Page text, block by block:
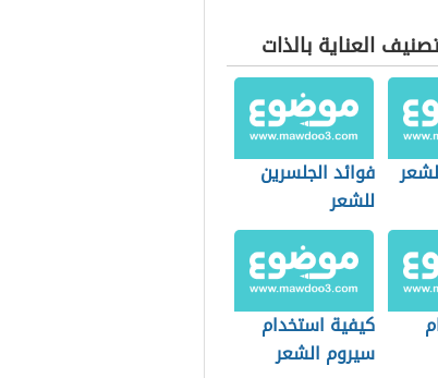
العناية بالذات
فوائد الجلسرين
للشعر
كيفية استخدام
سيروم الشعر